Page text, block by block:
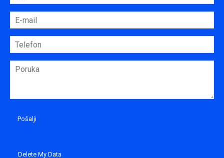
Delete My Data